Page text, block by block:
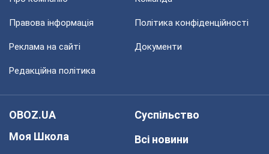
Правова інформація Політика конфіденційності
Реклама на сайті Документи
Редакційна політика
OBOZ.UA
Моя Школа
Суспільство
Всі новини